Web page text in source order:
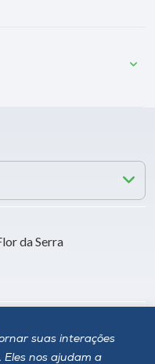
suas interações
Eles nos ajudam a
da Serra